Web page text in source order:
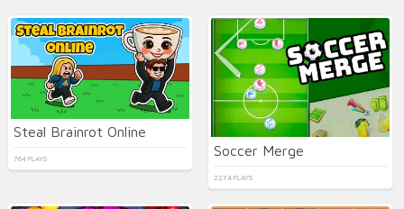
Steal Brainrot Online
764 PLAYS Soccer Merge
2274 PLAYS